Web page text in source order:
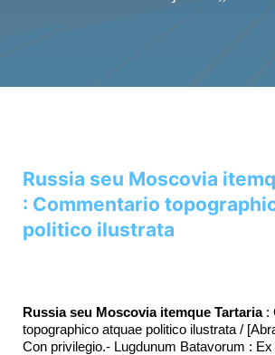
Russia seu Moscovia
: Commentario
politico ilustrata
Russia seu Moscovia itemque Tartaria:
topographico atquae politico ilustrata /
Con privilegio.- Lugdunum Batavorum :